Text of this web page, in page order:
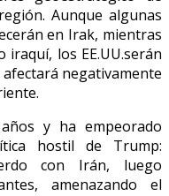
Aunque algunas
en Irak, mientras
los EE.UU.serán
negativamente
y ha empeorado
hostil de Trump:
con Irán, luego
amenazando el